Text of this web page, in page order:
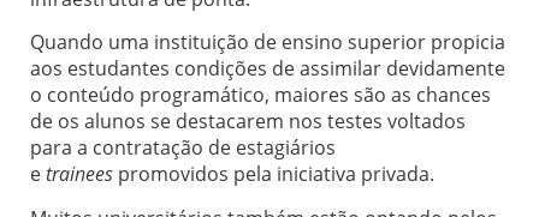
Quando uma instituição de ensino superior propicia
aos estudantes condições de assimilar devidamente
o conteúdo programático, maiores são as chances
de os alunos se destacarem nos testes voltados
para a contratação de estagiários
etrainees promovidos pela iniciativa privada.